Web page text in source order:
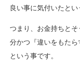
良い事に気付いたとい
つまり、お金持ちと
分かつ『違いをもたら
という事です。